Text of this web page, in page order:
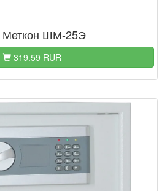
ШМ-25Э
319.59 RUR